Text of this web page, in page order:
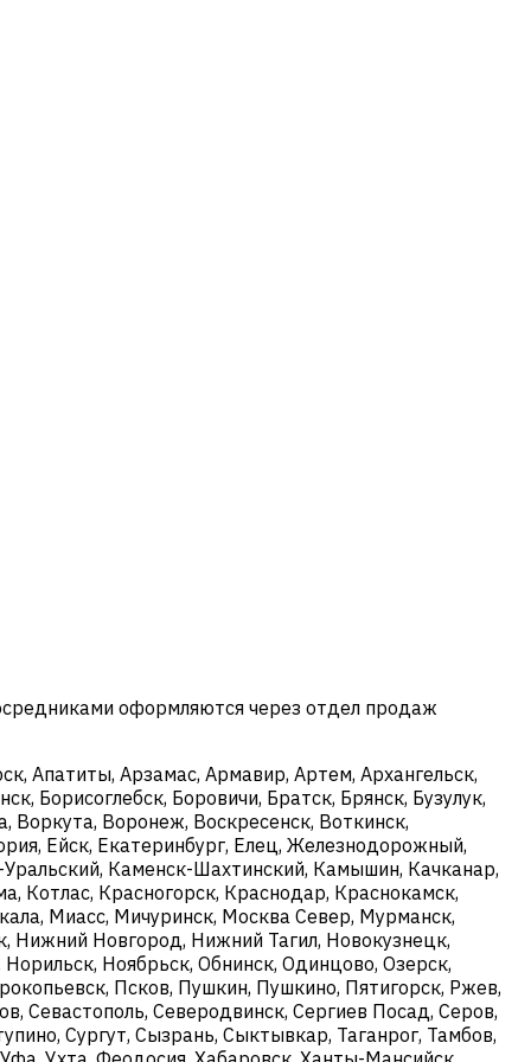
оформляются через отдел продаж
Апатиты, Арзамас, Армавир, Артем, Архангельск,
Борисоглебск, Боровичи, Братск, Брянск, Бузулук,
Воркута, Воронеж, Воскресенск, Воткинск,
Ейск, Екатеринбург, Елец, Железнодорожный,
Каменск-Шахтинский, Камышин, Качканар,
Котлас, Красногорск, Краснодар, Краснокамск,
Миасс, Мичуринск, Москва Север, Мурманск,
Новгород, Нижний Тагил, Новокузнецк,
Ноябрьск, Обнинск, Одинцово, Озерск,
Псков, Пушкин, Пушкино, Пятигорск, Ржев,
Севастополь, Северодвинск, Сергиев Посад, Серов,
Сургут, Сызрань, Сыктывкар, Таганрог, Тамбов,